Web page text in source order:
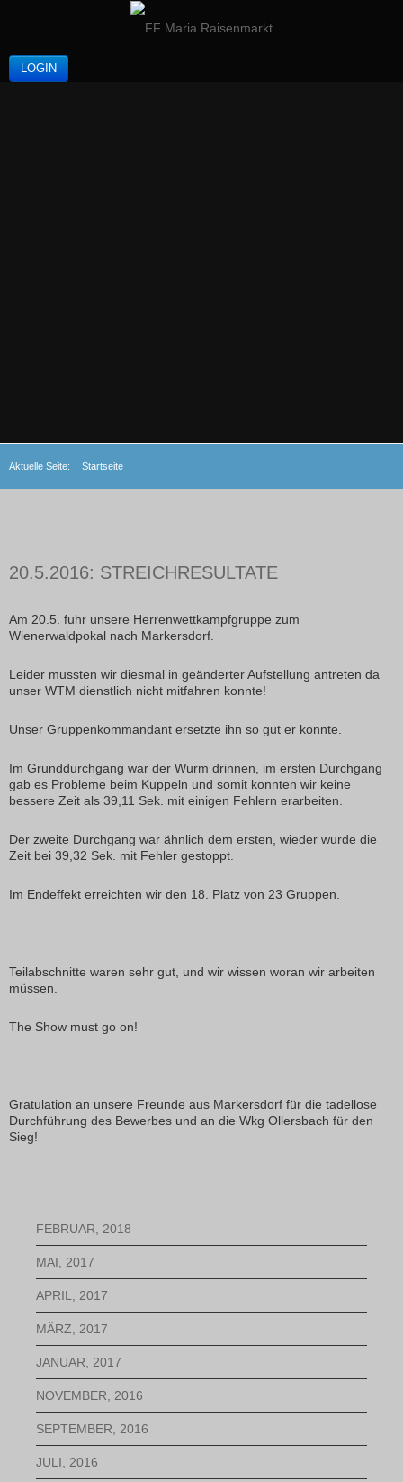
LOGIN
Aktuelle Seite: Startseite
20.5.2016: STREICHRESULTATE
Am 20.5. fuhr unsere Herrenwettkampfgruppe zum
Wienerwaldpokal nach Markersdorf.
Leider mussten wir diesmal in geänderter Aufstellung antreten da
unser WTM dienstlich nicht mitfahren konnte!
Unser Gruppenkommandant ersetzte ihn so gut er konnte.
Im Grunddurchgang war der Wurm drinnen, im ersten Durchgang
gab es Probleme beim Kuppeln und somit konnten wir keine
bessere Zeit als 39,11 Sek. mit einigen Fehlern erarbeiten.
Der zweite Durchgang war ähnlich dem ersten, wieder wurde die
Zeit bei 39,32 Sek. mit Fehler gestoppt.
Im Endeffekt erreichten wir den 18. Platz von 23 Gruppen.
Teilabschnitte waren sehr gut, und wir wissen woran wir arbeiten
müssen.
The Show must go on!
Gratulation an unsere Freunde aus Markersdorf für die tadellose
Durchführung des Bewerbes und an die Wkg Ollersbach für den
Sieg!
FEBRUAR, 2018
MAI, 2017
APRIL, 2017
MÄRZ, 2017
JANUAR, 2017
NOVEMBER, 2016
SEPTEMBER, 2016
JULI, 2016